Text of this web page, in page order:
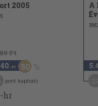
2005
Ft
,-Ft 50
pont kapható
A